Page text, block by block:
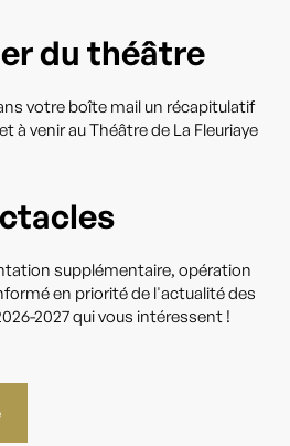
du théâtre
votre boîte mail un récapitulatif
à venir au Théâtre de La Fleuriaye
supplémentaire, opération
en priorité de l'actualité des
2027 qui vous intéressent !